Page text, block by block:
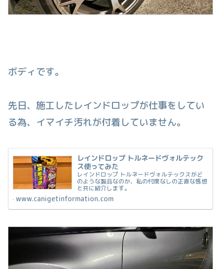
ボディです。
先日、施工したレインドロップが仕事をしてい
る為、イマイチ汚れが付着していません。
レインドロップ トルネードヴォルテック
ス使ってみた
レインドロップ トルネードヴォルテックスがど
のような製品なのか、私の忖度なしの正直な感想
と共に紹介します。
www.canigetinformation.com